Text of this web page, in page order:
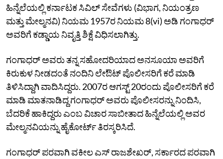
ಹಿನ್ನೆಲೆಯಲ್ಲಿ ಕರ್ನಾಟಕ ಸಿವಿಲ್‌ ಸೇವೆಗಳು (ವಿಭಾಗ, ನಿಯಂತ್ರಣ
ಮತ್ತು ಮೇಲ್ಮನವಿ) ನಿಯಮ 1957ರ ನಿಯಮ 8(vi) ಅಡಿ ಗಂಗಾಧರ್‌
ಅವರಿಗೆ ಕಡ್ಡಾಯ ನಿವೃತ್ತಿ ಶಿಕ್ಷೆ ವಿಧಿಸಲಾಗಿತ್ತು.
ಗಂಗಾಧರ್‌ ಅವರು ತನ್ನ ಸಹೋದರಿಯಾದ ಅನಸೂಯಾ ಅವರಿಗೆ
ಕಿರುಕುಳ ನೀಡದಂತೆ ನಂದಿನಿ ಲೇಔಟ್‌ ಪೊಲೀಸರಿಗೆ ಕರೆ ಮಾಡಿ
ತಿಳಿಸಿದ್ದಾಗಿ ವಾದಿಸಿದ್ದರು. 2007ರ ಆಗಸ್ಟ್‌ 20ರಂದು ಪೊಲೀಸರಿಗೆ ಕರೆ
ಮಾಡಿ ಮಾತನಾಡಿದ್ದ ಗಂಗಾಧರ್‌ ಅವರು ಪೊಲೀಸರನ್ನು ನಿಂದಿಸಿ,
ಬೆದರಿಕೆ ಹಾಕಿದ್ದರು ಎಂಬ ವಿಚಾರ ಸಾಬೀತಾದ ಹಿನ್ನೆಲೆಯಲ್ಲಿ ಅವರ
ಮೇಲ್ಮನವಿಯನ್ನು ಹೈಕೋರ್ಟ್‌ ತಿರಸ್ಕರಿಸಿದೆ.
ಗಂಗಾಧರ್‌ ಪರವಾಗಿ ವಕೀಲ ಎಸ್‌ ರಾಜಶೇಖರ್‌, ಸರ್ಕಾರದ ಪರವಾಗಿ